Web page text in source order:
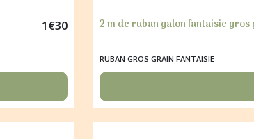
1€30 2 m de ruban galon fantaisie gros
RUBAN GROS GRAIN FANTAISIE